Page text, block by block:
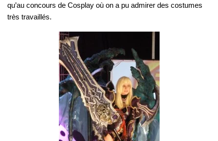
qu’au concours de Cosplay où on a pu admirer des costumes
très travaillés.